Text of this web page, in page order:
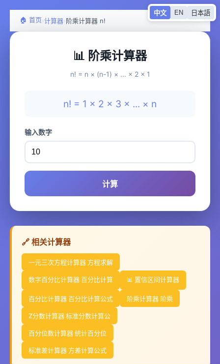
🏠 首页›计算器›阶乘计算器 n!
中文 EN 日本語
📊 阶乘计算器
n! = n × (n-1) × ... × 2 × 1
n! = 1 × 2 × 3 × ... × n
输入数字
计算
🔗 相关计算器
一元三次方程计算器 方程求解
数字百分比计算器 百分比计算 📊 置信区间计算器
百分比计算器 百分比计算公式 阶乘计算器 阶乘
Z分数计算器 标准分数计算公
百分位数计算器 统计百分位
标准差计算器 方差计算公式